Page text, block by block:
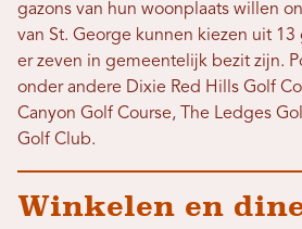
gazons van hun woonplaats willen
van St. George kunnen kiezen uit 13
er zeven in gemeentelijk bezit zijn.
onder andere Dixie Red Hills Golf
Canyon Golf Course, The Ledges
Golf Club.
Winkelen en